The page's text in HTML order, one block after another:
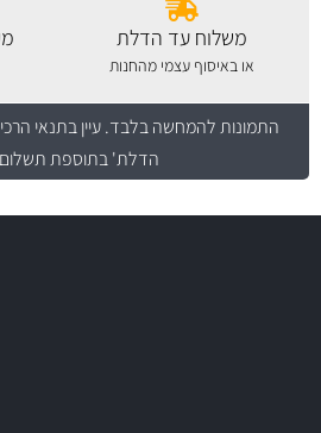
משלוח עד הדלת
או באיסוף עצמי מהחנות
התמונות להמחשה בלבד.עיין בתנאי
הדלת' בתוספת